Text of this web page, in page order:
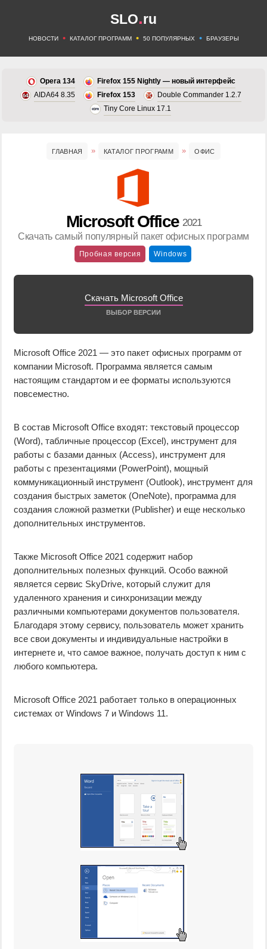
SLO.ru
НОВОСТИ • КАТАЛОГ ПРОГРАММ • 50 ПОПУЛЯРНЫХ • БРАУЗЕРЫ
Opera 134
Firefox 155 Nightly — новый интерфейс
AIDA64 8.35
Firefox 153
Double Commander 1.2.7
Tiny Core Linux 17.1
ГЛАВНАЯ КАТАЛОГ ПРОГРАММ ОФИС
Microsoft Office 2021
Скачать самый популярный пакет офисных программ
Пробная версия Windows
Скачать Microsoft Office
ВЫБОР ВЕРСИИ
Microsoft Office 2021 — это пакет офисных программ от
компании Microsoft. Программа является самым
настоящим стандартом и ее форматы используются
повсеместно.
В состав Microsoft Office входят: текстовый процессор
(Word), табличные процессор (Excel), инструмент для
работы с базами данных (Access), инструмент для
работы с презентациями (PowerPoint), мощный
коммуникационный инструмент (Outlook), инструмент для
создания быстрых заметок (OneNote), программа для
создания сложной разметки (Publisher) и еще несколько
дополнительных инструментов.
Также Microsoft Office 2021 содержит набор
дополнительных полезных функций. Особо важной
является сервис SkyDrive, который служит для
удаленного хранения и синхронизации между
различными компьютерами документов пользователя.
Благодаря этому сервису, пользователь может хранить
все свои документы и индивидуальные настройки в
интернете и, что самое важное, получать доступ к ним с
любого компьютера.
Microsoft Office 2021 работает только в операционных
системах от Windows 7 и Windows 11.